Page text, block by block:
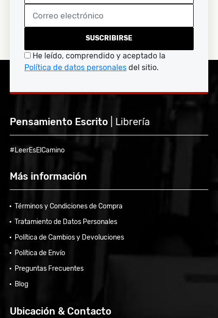
SUSCRIBIRSE
He leído, comprendido y aceptado la
Política de datos personales del sitio.
Pensamiento Escrito | Librería
#LeerEsElCamino
Más información
Términos y Condiciones de Compra
Tratamiento de Datos Personales
Política de Cambios y Devoluciones
Política de Envío
Preguntas Frecuentes
Blog
Ubicación & Contacto